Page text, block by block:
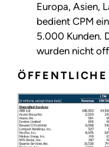
Europa, Asien,
bedient CPM
5.000 Kunden.
wurden nicht